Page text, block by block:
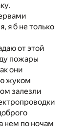
я б не только
от этой
пожары
они
жуком
залезли
нем по ночам